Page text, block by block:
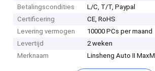
Betalingscondities
L/C, T/T, Paypal
Certificering
CE, RoHS
Levering vermogen
10000 PCs per maand
Levertijd
2 weken
Merknaam
Linsheng Auto II MaxM